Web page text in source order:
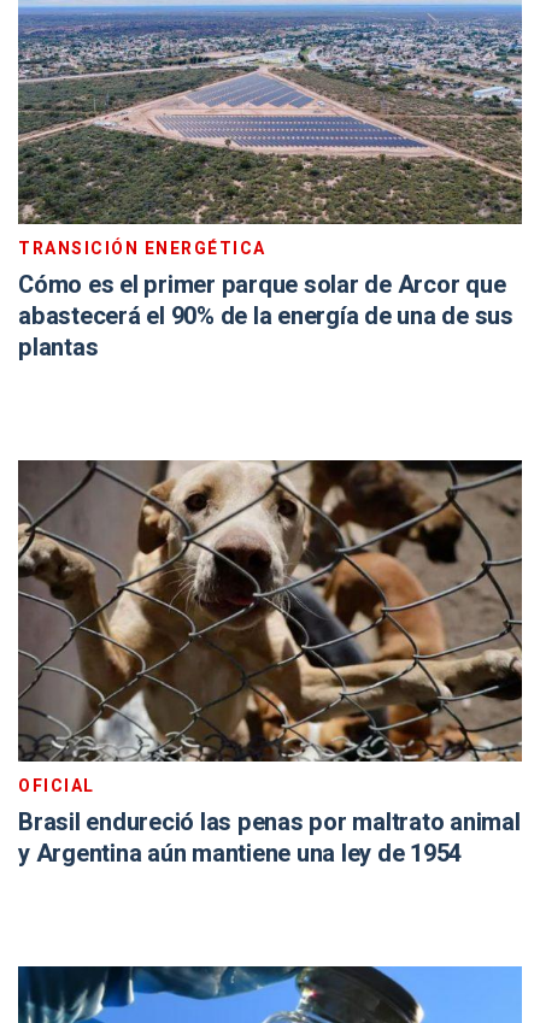
TRANSICIÓN ENERGÉTICA
Cómo es el primer parque solar de Arcor que
abastecerá el 90% de la energía de una de sus
plantas
OFICIAL
Brasil endureció las penas por maltrato animal
y Argentina aún mantiene una ley de 1954